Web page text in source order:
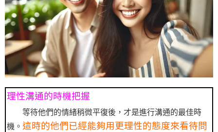
理性溝通的時機把握
等待他們的情緒稍微平復後，才是進行溝通的最佳時
機。 這時的他們已經能夠用更理性的態度來看待問